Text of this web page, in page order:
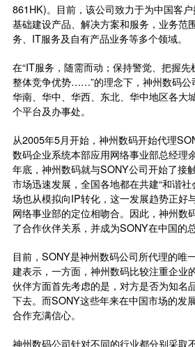
861HK)。目前，该公司致力于为中国客
基础建设产品、解决方案和服务，业务范
务、IT服务及自有产品业务等多个领域。
在“IT服务，随需而动；保持警觉、把握
整体竞争优势……”的理念下，神州数码公
华南、华中、华西、东北、华中地区各大
个平台及办事处。
从2005年5月开始，神州数码开始代理
数码企业系统本部应用网络事业部总经理
年底，神州数码就与SONY公司开始了接
市场迅速发展，全国各地都在共建“和谐
场也从模拟向IP转化，这一发展趋势正好
网络事业部的定位相吻合。因此，神州数
了合作伙伴关系，并成为SONY在中国的总
目前，SONY是神州数码公司所代理的唯
建表示，一方面，神州数码比较注重企业
伙伴方面首先考虑的是，对方是否为知名
下去。而SONY这些年来在中国市场的发
合作充满信心。
神州数码公司针对不同的行业都分别采取